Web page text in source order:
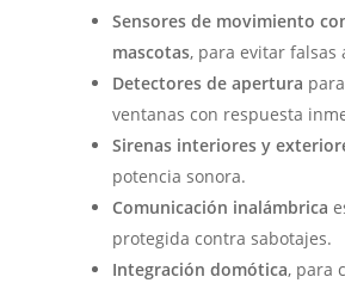
Sensores de movimiento
mascotas, para evitar falsas
Detectores de apertura
ventanas con respuesta
Sirenas interiores y
potencia sonora.
Comunicación inalámbrica
protegida contra sabotajes.
Integración domótica, para